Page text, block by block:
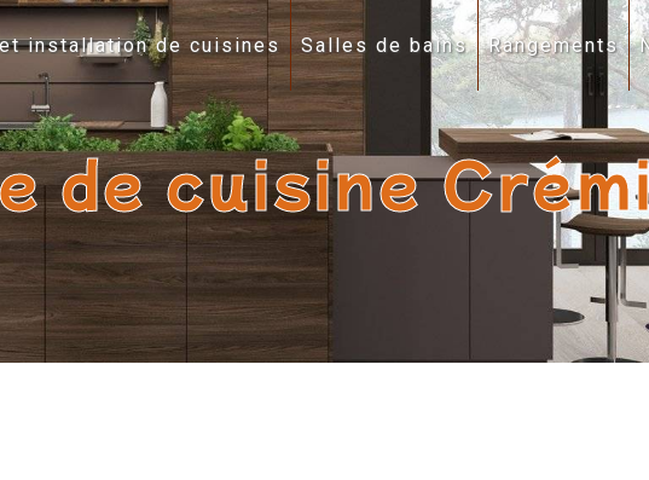
installation de cuisines Salles de bains Rangements
de cuisine